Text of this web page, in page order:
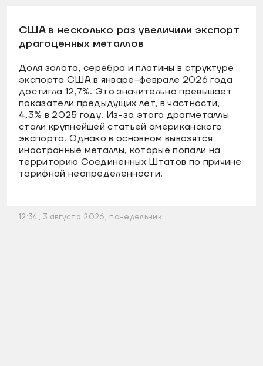
США в несколько раз увеличили экспорт
драгоценных металлов
Доля золота, серебра и платины в структуре
экспорта США в январе-феврале 2026 года
достигла 12,7%. Это значительно превышает
показатели предыдущих лет, в частности,
4,3% в 2025 году. Из-за этого драгметаллы
стали крупнейшей статьей американского
экспорта. Однако в основном вывозятся
иностранные металлы, которые попали на
территорию Соединенных Штатов по причине
тарифной неопределенности.
12:34, 3 августа 2026, понедельник